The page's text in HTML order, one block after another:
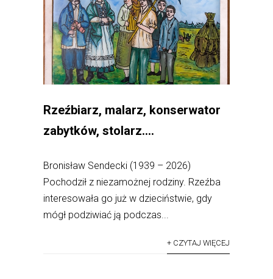
Rzeźbiarz, malarz, konserwator
zabytków, stolarz….
Bronisław Sendecki (1939 – 2026)
Pochodził z niezamożnej rodziny. Rzeźba
interesowała go już w dzieciństwie, gdy
mógł podziwiać ją podczas...
+ CZYTAJ WIĘCEJ